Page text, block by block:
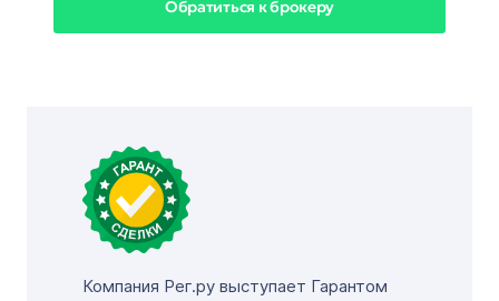
Обратиться к брокеру
Компания Рег.ру выступает Гарантом